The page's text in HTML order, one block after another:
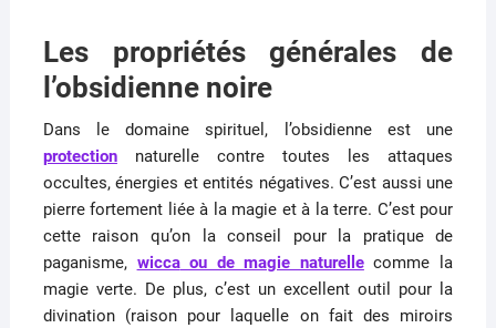
Les propriétés générales de
l’obsidienne noire
Dans le domaine spirituel, l’obsidienne est une
protectionnaturelle contre toutes les attaques
occultes, énergies et entités négatives. C’est aussi une
pierre fortement liée à la magie et à la terre. C’est pour
cette raison qu’on laconseil pour la pratique de
paganisme, wiccaou de magie naturellecomme la
magie verte. De plus, c’est un excellent outil pour la
divination (raison pour laquelle on fait des miroirs